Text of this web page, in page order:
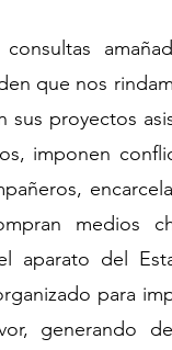
que nos
proyectos
imponen
medios
aparato del
para
generando